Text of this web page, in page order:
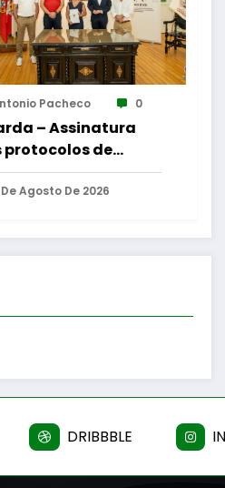
Antonio Pacheco
Reinauguração da
Cabine de Leitura em
Gouveia
6 De Agosto De 2026
DRIBBBLE